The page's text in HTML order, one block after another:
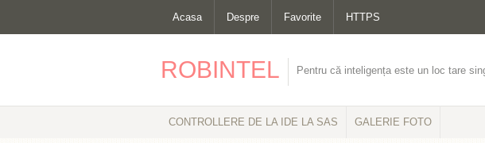
Acasa Despre Favorite HTTPS
ROBINTEL Pentru că inteligența este un loc tare
CONTROLLERE DE LA IDE LA SAS GALERIE FOTO